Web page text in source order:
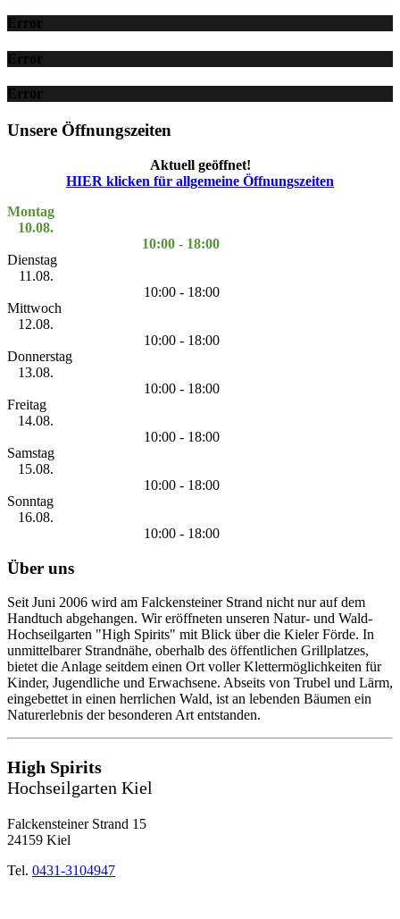
Error
Error
Error
Unsere Öffnungszeiten
Aktuell geöffnet!
HIER klicken für allgemeine Öffnungszeiten
Montag
10.08.
10:00 - 18:00
Dienstag
11.08.
10:00 - 18:00
Mittwoch
12.08.
10:00 - 18:00
Donnerstag
13.08.
10:00 - 18:00
Freitag
14.08.
10:00 - 18:00
Samstag
15.08.
10:00 - 18:00
Sonntag
16.08.
10:00 - 18:00
Über uns
Seit Juni 2006 wird am Falckensteiner Strand nicht nur auf dem
Handtuch abgehangen. Wir eröffneten unseren Natur- und Wald-
Hochseilgarten "High Spirits" mit Blick über die Kieler Förde. In
unmittelbarer Strandnähe, oberhalb des öffentlichen Grillplatzes,
bietet die Anlage seitdem einen Ort voller Klettermöglichkeiten für
Kinder, Jugendliche und Erwachsene. Abseits von Trubel und Lärm,
eingebettet in einen herrlichen Wald, ist an lebenden Bäumen ein
Naturerlebnis der besonderen Art entstanden.
High Spirits
Hochseilgarten Kiel
Falckensteiner Strand 15
24159 Kiel
Tel. 0431-3104947